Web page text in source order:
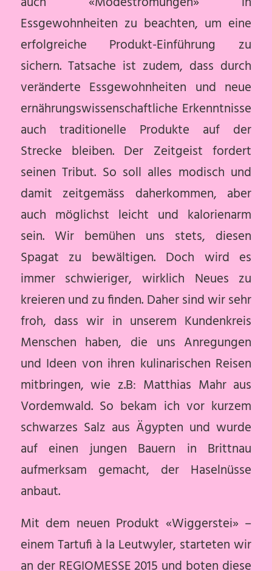
Essgewohnheiten zu beachten, um eine
erfolgreiche Produkt-Einführung zu
sichern. Tatsache ist zudem, dass durch
veränderte Essgewohnheiten und neue
ernährungswissenschaftliche Erkenntnisse
auch traditionelle Produkte auf der
Strecke bleiben. Der Zeitgeist fordert
seinen Tribut. So soll alles modisch und
damit zeitgemäss daherkommen, aber
auch möglichst leicht und kalorienarm
sein. Wir bemühen uns stets, diesen
Spagat zu bewältigen. Doch wird es
immer schwieriger, wirklich Neues zu
kreieren und zu finden. Daher sind wir sehr
froh, dass wir in unserem Kundenkreis
Menschen haben, die uns Anregungen
und Ideen von ihren kulinarischen Reisen
mitbringen, wie z.B: Matthias Mahr aus
Vordemwald. So bekam ich vor kurzem
schwarzes Salz aus Ägypten und wurde
auf einen jungen Bauern in Brittnau
aufmerksam gemacht, der Haselnüsse
anbaut.
Mit dem neuen Produkt «Wiggerstei» –
einem Tartufi à la Leutwyler, starteten wir
an der REGIOMESSE 2015 und boten diese